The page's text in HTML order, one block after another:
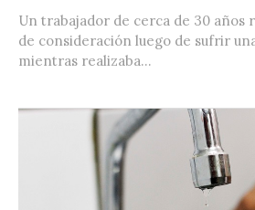
Un trabajador de cerca de 30 años
de consideración luego de sufrir
mientras realizaba...